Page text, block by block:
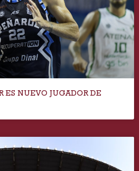
ES NUEVO JUGADOR DE